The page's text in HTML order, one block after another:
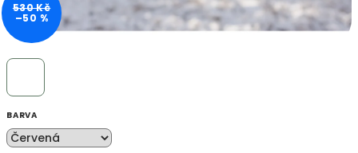
BARVA
530 Kč
–50 %